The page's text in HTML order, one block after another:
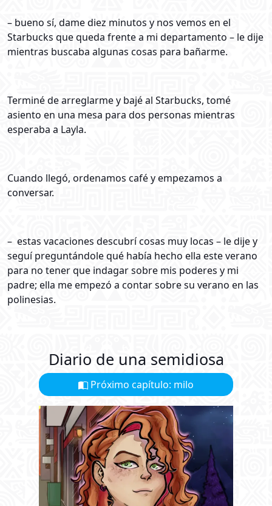
– bueno sí, dame diez minutos y nos vemos en el
Starbucks que queda frente a mi departamento – le dije
mientras buscaba algunas cosas para bañarme.
Terminé de arreglarme y bajé al Starbucks, tomé
asiento en una mesa para dos personas mientras
esperaba a Layla.
Cuando llegó, ordenamos café y empezamos a
conversar.
– estas vacaciones descubrí cosas muy locas – le dije y
seguí preguntándole qué había hecho ella este verano
para no tener que indagar sobre mis poderes y mi
padre; ella me empezó a contar sobre su verano en las
polinesias.
Diario de una semidiosa
Próximo capítulo: milo